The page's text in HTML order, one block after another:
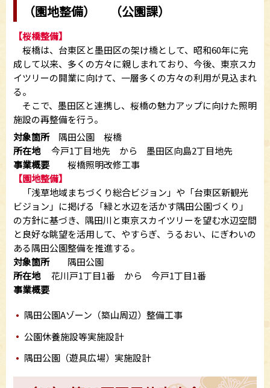
（園地整備） （公園課）
【桜橋整備】
桜橋は、台東区と墨田区の架け橋として、昭和60年に完
成して以来、多くの方々に親しまれており、今後、東京スカ
イツリーの開業に向けて、一層多くの方々の利用が見込まれ
る。
そこで、墨田区と連携し、桜橋の魅力アップに向けた照明
施設の再整備を行う。
対象箇所隅田公園 桜橋
所在地今戸1丁目地先 から 墨田区向島2丁目地先
事業概要桜橋照明改修工事
【園地整備】
「浅草地域まちづくり総合ビジョン」や「台東区新観光
ビジョン」に掲げる「緑と水辺を活かす隅田公園づくり」
の方針に基づき、隅田川と東京スカイツリーを望む水辺空間
と良好な眺望を活用して、やすらぎ、うるおい、にぎわいの
ある隅田公園整備を推進する。
対象箇所隅田公園
所在地花川戸1丁目1番 から 今戸1丁目1番
事業概要
隅田公園Aゾーン（築山周辺）整備工事
公園休養施設等実施設計
隅田公園（遊具広場）実施設計